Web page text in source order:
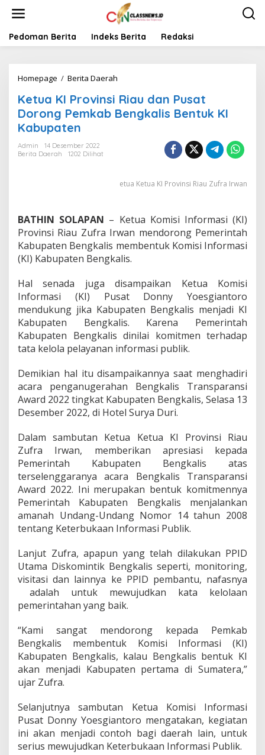
t
Pedoman Berita Indeks Berita Redaksi
Homepage / Berita Daerah
t
u
a
v
s
R
i
a
d
n
P
u
a
t
o
r
o
n
g
e
m
k
a
b
B
e
n
g
i
s
B
e
n
u
k
K
u
p
t
e
Ketua KI Provinsi Riau dan Pusat
Dorong Pemkab Bengkalis Bentuk KI
Kabupaten
Admin
14 Desember 2022
Berita Daerah
1202 Dilihat
etua Ketua KI Provinsi Riau Zufra Irwan
BATHIN SOLAPAN – Ketua Komisi Informasi (KI)
Provinsi Riau Zufra Irwan mendorong Pemerintah
Kabupaten Bengkalis membentuk Komisi Informasi
(KI) Kabupaten Bengkalis.
Hal senada juga disampaikan Ketua Komisi
Informasi (KI) Pusat Donny Yoesgiantoro
mendukung jika Kabupaten Bengkalis menjadi KI
Kabupaten Bengkalis. Karena Pemerintah
Kabupaten Bengkalis dinilai komitmen terhadap
tata kelola pelayanan informasi publik.
Demikian hal itu disampaikannya saat menghadiri
acara penganugerahan Bengkalis Transparansi
Award 2022 tingkat Kabupaten Bengkalis, Selasa 13
Desember 2022, di Hotel Surya Duri.
Dalam sambutan Ketua Ketua KI Provinsi Riau
Zufra Irwan, memberikan apresiasi kepada
Pemerintah Kabupaten Bengkalis atas
terselenggaranya acara Bengkalis Transparansi
Award 2022. Ini merupakan bentuk komitmennya
Pemerintah Kabupaten Bengkalis menjalankan
amanah Undang-Undang Nomor 14 tahun 2008
tentang Keterbukaan Informasi Publik.
Lanjut Zufra, apapun yang telah dilakukan PPID
Utama Diskomintik Bengkalis seperti, monitoring,
visitasi dan lainnya ke PPID pembantu, nafasnya
adalah untuk mewujudkan kata kelolaan
pemerintahan yang baik.
“Kami sangat mendorong kepada Pemkab
Bengkalis membentuk Komisi Informasi (KI)
Kabupaten Bengkalis, kalau Bengkalis bentuk KI
akan menjadi Kabupaten pertama di Sumatera,”
ujar Zufra.
Selanjutnya sambutan Ketua Komisi Informasi
Pusat Donny Yoesgiantoro mengatakan, kegiatan
ini akan menjadi contoh bagi daerah lain, untuk
serius mewujudkan Keterbukaan Informasi Publik.